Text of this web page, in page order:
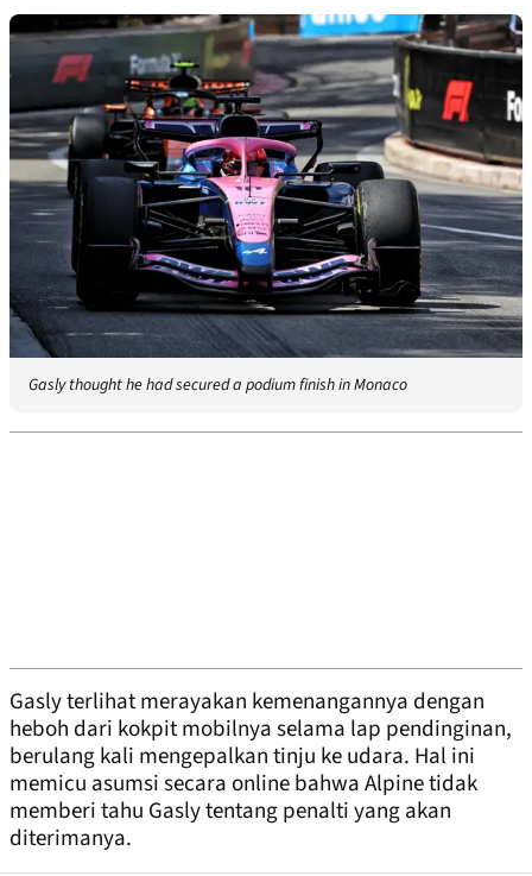
Gasly thought he had secured a podium finish in Monaco
Gasly terlihat merayakan kemenangannya dengan
heboh dari kokpit mobilnya selama lap pendinginan,
berulang kali mengepalkan tinju ke udara. Hal ini
memicu asumsi secara online bahwa Alpine tidak
memberi tahu Gasly tentang penalti yang akan
diterimanya.